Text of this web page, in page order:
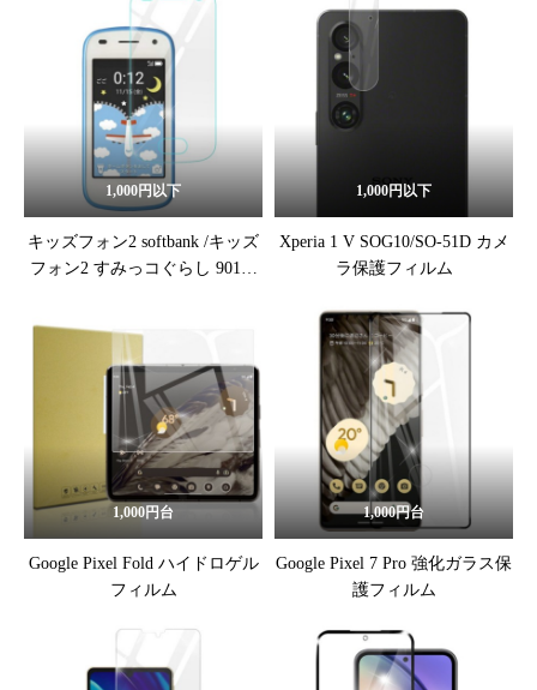
1,000円以下
キッズフォン2 softbank /キッズ
フォン2 すみっコぐらし 901SI
1,000円以下
Xperia 1 V SOG10/SO-51D カメ
ラ保護フィルム
1,000円台
Google Pixel Fold ハイドロゲル
フィルム
1,000円台
Google Pixel 7 Pro 強化ガラス保
護フィルム